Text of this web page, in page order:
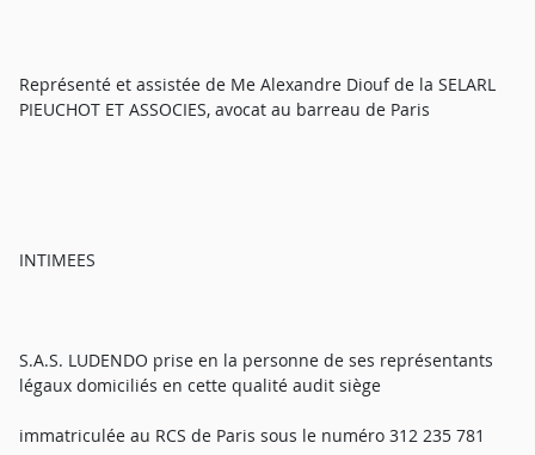
Représenté et assistée de Me Alexandre Diouf de la SELARL
PIEUCHOT ET ASSOCIES, avocat au barreau de Paris
INTIMEES
S.A.S. LUDENDO prise en la personne de ses représentants
légaux domiciliés en cette qualité audit siège
immatriculée au RCS de Paris sous le numéro 312 235 781